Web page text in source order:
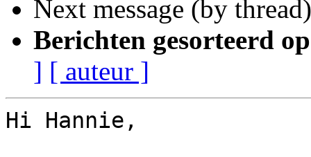
Next message (by
Berichten gesorteerd
] [ auteur ]
Hi Hannie,